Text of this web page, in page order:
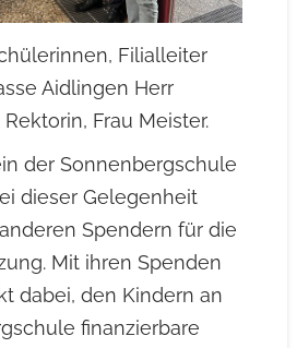
Filialleiter
Aidlingen Herr
Frau Meister.
der Sonnenbergschule
dieser Gelegenheit
Spendern für die
Mit ihren Spenden
dabei, den Kindern an
finanzierbare